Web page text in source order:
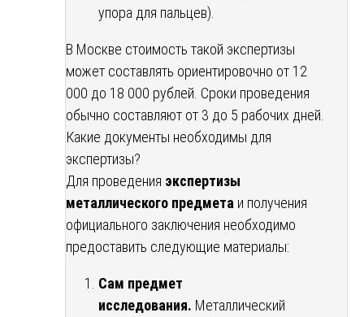
упора для пальцев).
В Москве стоимость такой экспертизы
может составлять ориентировочно от 12
000 до 18 000 рублей. Сроки проведения
обычно составляют от 3 до 5 рабочих дней.
Какие документы необходимы для
экспертизы?
Для проведения экспертизы
металлического предмета и получения
официального заключения необходимо
предоставить следующие материалы:
Сам предмет
исследования. Металлический